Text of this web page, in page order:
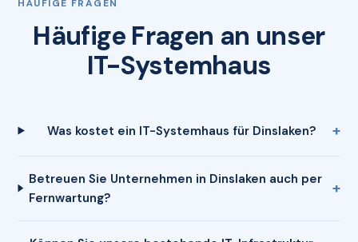
HÄUFIGE FRAGEN
Häufige Fragen an unser
IT-Systemhaus
Was kostet ein IT-Systemhaus für Dinslaken?
Betreuen Sie Unternehmen in Dinslaken auch per
Fernwartung?